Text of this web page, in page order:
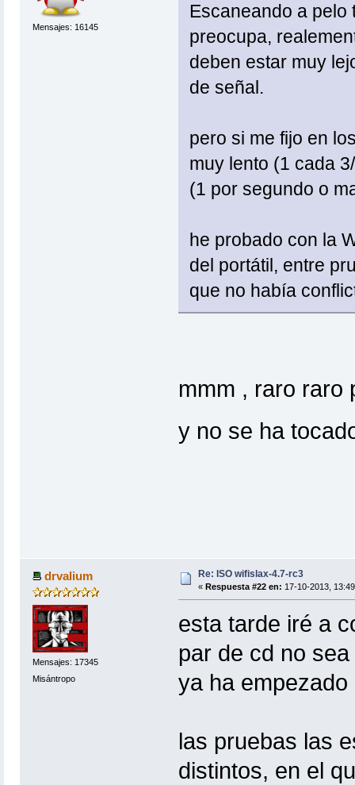
Mensajes: 16145
Escaneando a pelo
preocupa,
deben estar muy
de señal.
pero si me fijo en
muy lento (1 cada
(1 por segundo o
he probado con la
del portátil, entre
que no había
mmm , raro raro
y no se ha
drvalium
Mensajes: 17345
Misántropo
Re: ISO wifislax-4.7-rc3
« Respuesta #22 en: 17-10-2013,
esta tarde iré a
par de cd no
ya ha empezado
las pruebas las
distintos, en el